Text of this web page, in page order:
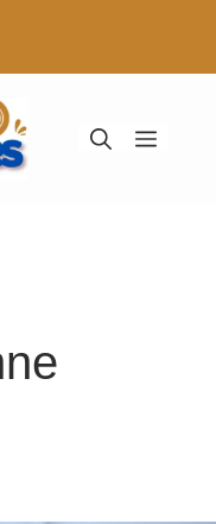
Menu